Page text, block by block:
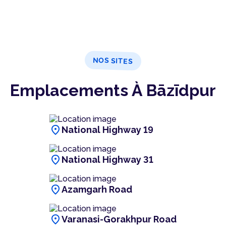
NOS SITES
Emplacements À Bāzīdpur
location_on National Highway 19
location_on National Highway 31
location_onAzamgarh Road
location_onVaranasi-Gorakhpur Road